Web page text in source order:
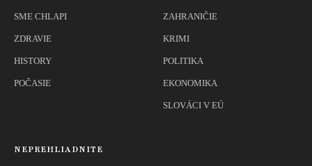
SME CHLAPI
ZDRAVIE
HISTORY
POČASIE
ZAHRANIČIE
KRIMI
POLITIKA
EKONOMIKA
SLOVÁCI V EÚ
NEPREHLIADNITE